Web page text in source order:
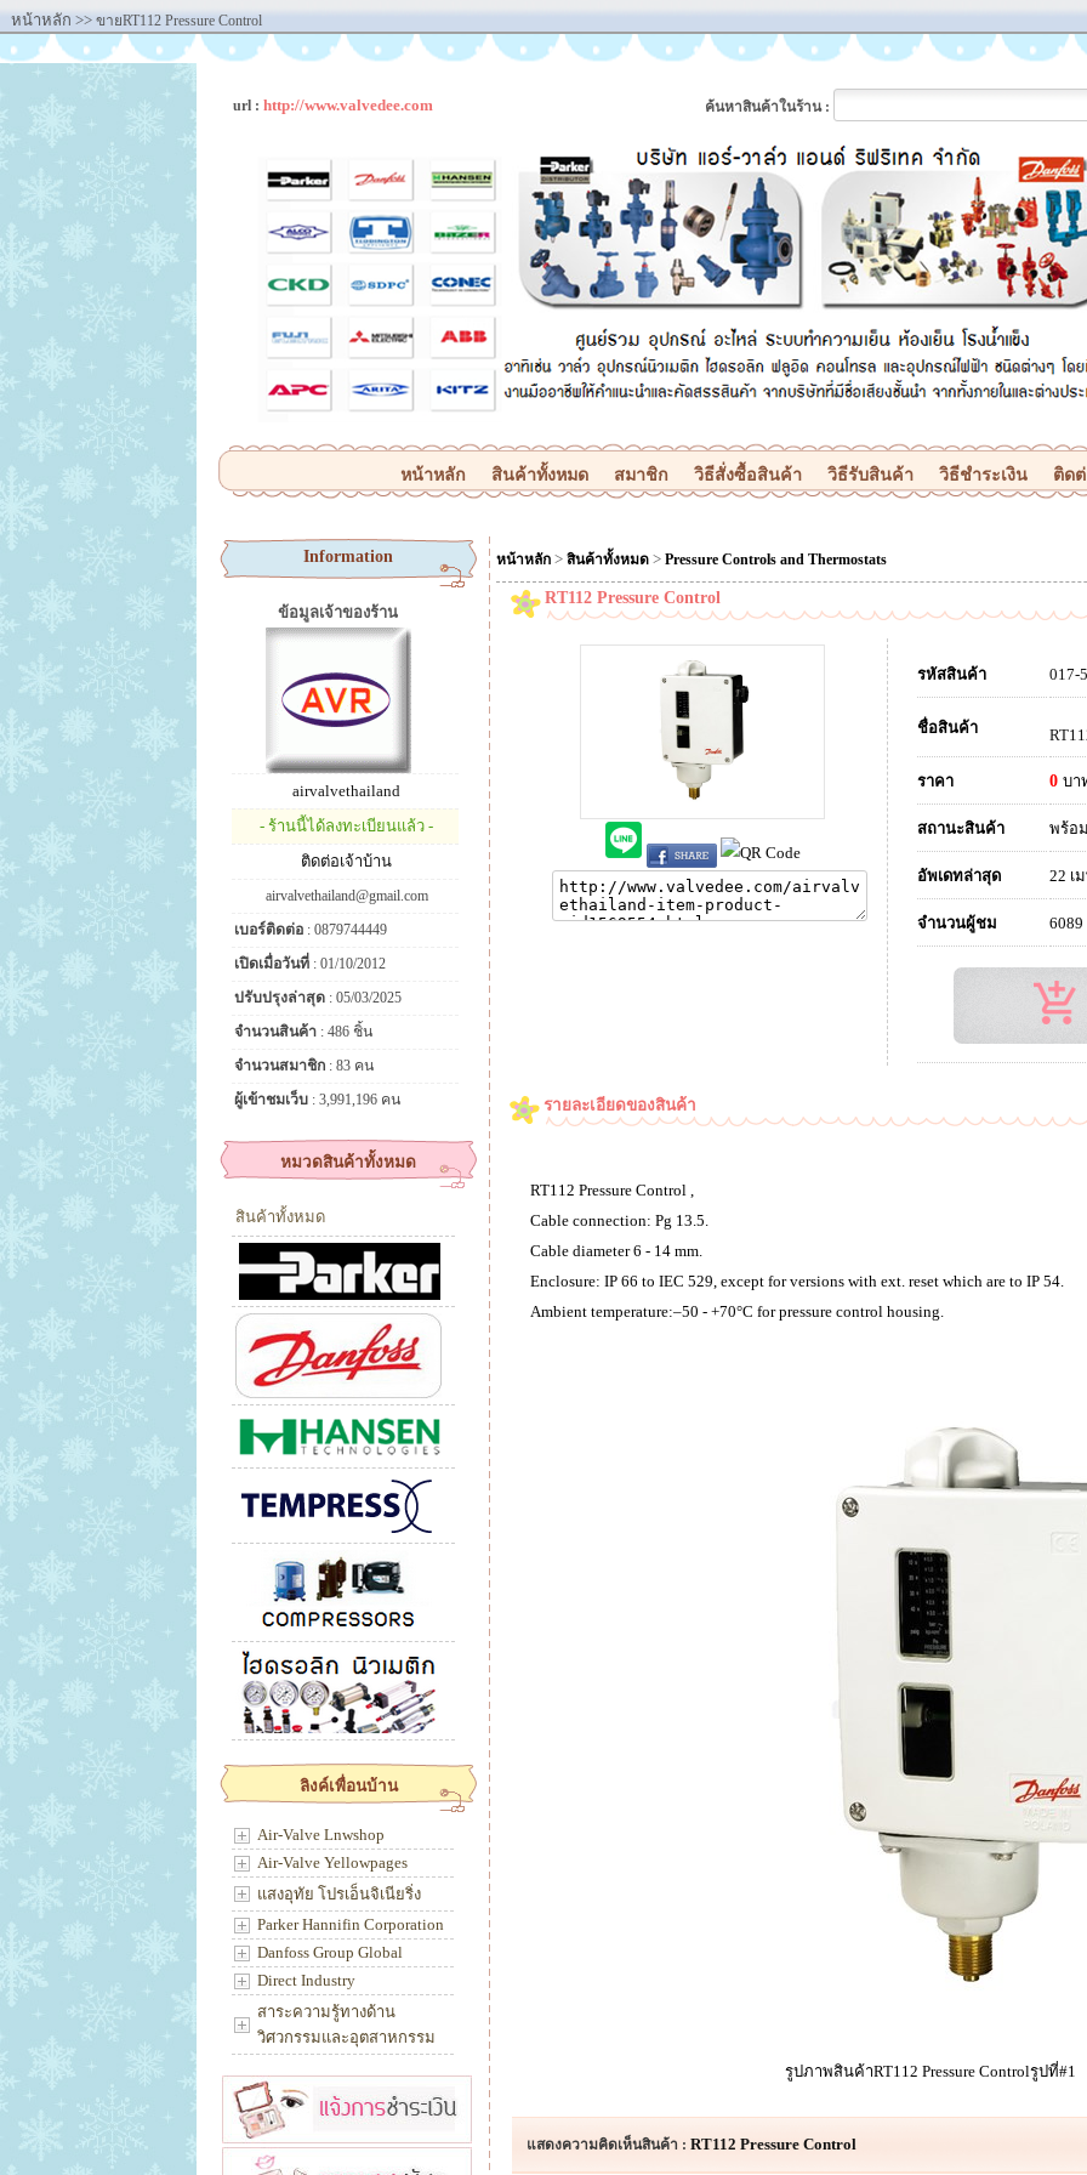
หน้าหลัก >> ขายRT112 Pressure Control
url : http://www.valvedee.com ค้นหาสินค้าในร้าน :
หน้าหลัก สินค้าทั้งหมด สมาชิก วิธีสั่งซื้อสินค้า วิธีรับสินค้า วิธีชำระเงิน ติดต่
Information
ข้อมูลเจ้าของร้าน
airvalvethailand
- ร้านนี้ได้ลงทะเบียนแล้ว -
ติดต่อเจ้าบ้าน
airvalvethailand@gmail.com
เบอร์ติดต่อ : 0879744449
เปิดเมื่อวันที่ : 01/10/2012
ปรับปรุงล่าสุด : 05/03/2025
จำนวนสินค้า : 486 ชิ้น
จำนวนสมาชิก : 83 คน
ผู้เข้าชมเว็บ : 3,991,196 คน
หมวดสินค้าทั้งหมด
สินค้าทั้งหมด
ลิงค์เพื่อนบ้าน
Air-Valve Lnwshop
Air-Valve Yellowpages
แสงอุทัย โปรเอ็นจิเนียริ่ง
Parker Hannifin Corporation
Danfoss Group Global
Direct Industry
สาระความรู้ทางด้าน
วิศวกรรมและอุตสาหกรรม
หน้าหลัก > สินค้าทั้งหมด > Pressure Controls and Thermostats
RT112 Pressure Control
รหัสสินค้า 017-
ชื่อสินค้า
ราคา 0 บา
สถานะสินค้า พร้อ
อัพเดทล่าสุด 22 เ
จำนวนผู้ชม
รายละเอียดของสินค้า
RT112 Pressure Control ,
Cable connection: Pg 13.5.
Cable diameter 6 - 14 mm.
Enclosure: IP 66 to IEC 529, except for versions with ext. reset which are to IP 54.
Ambient temperature:–50 - +70°C for pressure control housing.
รูปภาพสินค้าRT112 Pressure Controlรูปที่#1
แสดงความคิดเห็นสินค้า : RT112 Pressure Control